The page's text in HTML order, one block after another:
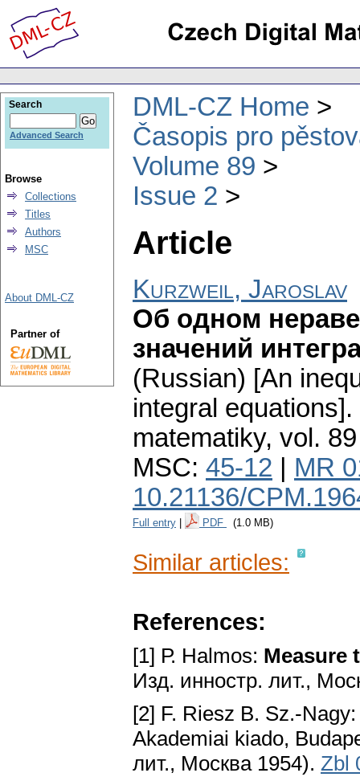
DML-CZ Home
Časopis pro
Volume 89
Issue 2
Article
Kurzweil, Jaroslav
Об одном
значений
(Russian) [An
integral equations].
matematiky, vol.
MSC: 45-12
MR
10.21136/
Full entry PDF (1.0 MB)
Similar articles:
References:
[1] Р. Halmos: Measure
Изд. инностр. лит.,
[2] F. Riesz B. Sz.-
Akademiai kiado,
лит., Москва 1954). Zbl
Search
Advanced Search
Browse
Collections
Titles
Authors
MSC
About DML-CZ
Partner of